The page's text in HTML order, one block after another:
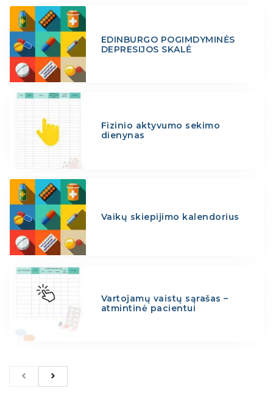
EDINBURGO POGIMDYMINĖS
DEPRESIJOS SKALĖ
Fizinio aktyvumo sekimo
dienynas
Vaikų skiepijimo kalendorius
Vartojamų vaistų sąrašas –
atmintinė pacientui